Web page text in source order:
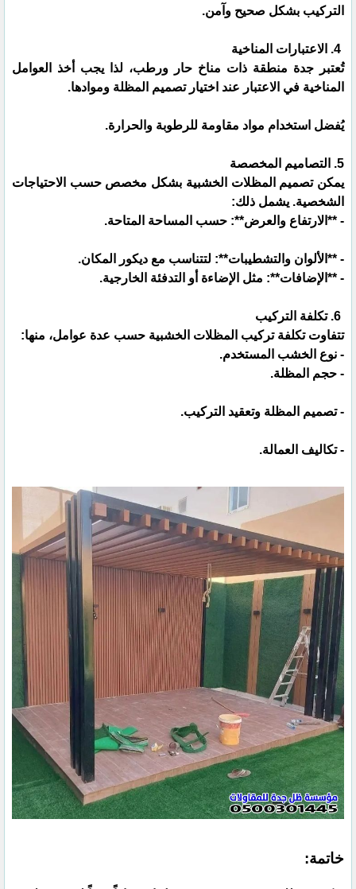
التركيب بشكل صحيح وآمن.
تُعتبر جدة منطقة ذات مناخ حار ورطب، لذا يجب أخذ العوامل
المناخية في الاعتبار عند اختيار تصميم المظلة وموادها.
يُفضل استخدام مواد مقاومة للرطوبة والحرارة.
5. التصاميم المخصصة
يمكن تصميم المظلات الخشبية بشكل مخصص حسب الاحتياجات
الشخصية. يشمل ذلك:
- **الارتفاع والعرض**: حسب المساحة المتاحة.
- **الألوان والتشطيبات**: لتتناسب مع ديكور المكان.
- **الإضافات**: مثل الإضاءة أو التدفئة الخارجية.
تتفاوت تكلفة تركيب المظلات الخشبية حسب عدة عوامل، منها:
- نوع الخشب المستخدم.
- حجم المظلة.
- تصميم المظلة وتعقيد التركيب.
- تكاليف العمالة.
خاتمة: